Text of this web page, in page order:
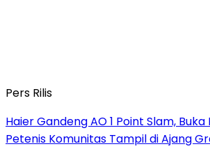
Pers Rilis
Haier Gandeng AO 1 Point Slam,
Petenis Komunitas Tampil di Ajang